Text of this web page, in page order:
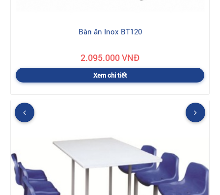
Bàn ăn Inox BT120
2.095.000 VNĐ
Xem chi tiết